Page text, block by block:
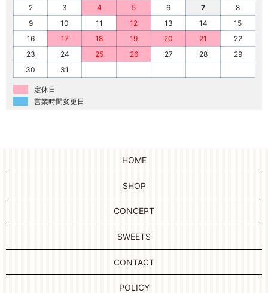
2
3 4 5 6 7
8
9
10 11 12 13 14
15
16
17 18 19 20 21
22
23
24 25 26 27 28
29
30
31
定休日
営業時間変更日
HOME
SHOP
CONCEPT
SWEETS
CONTACT
POLICY